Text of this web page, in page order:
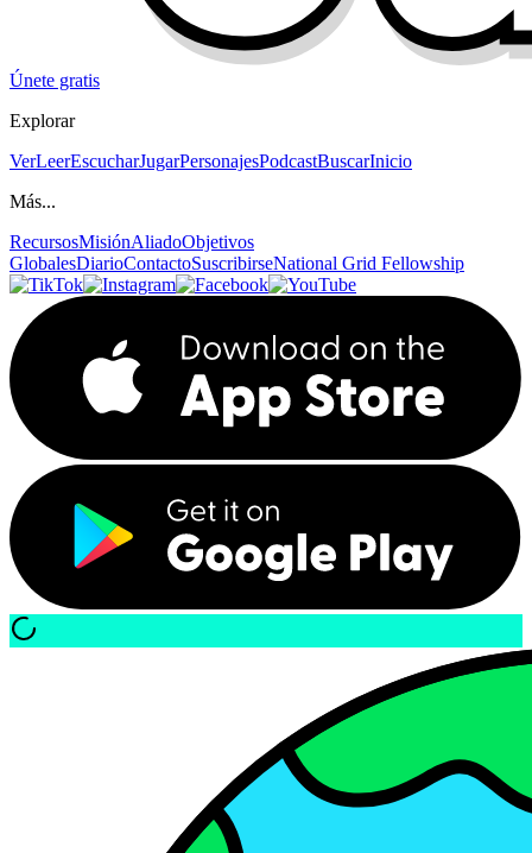
Únete gratis
Explorar
VerLeerEscucharJugarPersonajesPodcastBuscarInicio
Más...
RecursosMisiónAliadoObjetivos
GlobalesDiarioContactoSuscribirseNational Grid Fellowship